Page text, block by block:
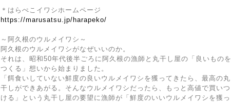
＊はらぺこイワシホームページ
https://marusatsu.jp/harapeko/
～阿久根のウルメイワシ～
阿久根のウルメイワシがなぜいいのか。
それは、昭和50年代後半ごろに阿久根の漁師と丸干し屋の「良いものを
つくる」想いから始まりました。
「餌食いしていない鮮度の良いウルメイワシを獲ってきたら、最高の丸
干しができあがる。そんなウルメイワシだったら、もっと高値で買いつ
ける」という丸干し屋の要望に漁師が「鮮度のいいウルメイワシを獲っ